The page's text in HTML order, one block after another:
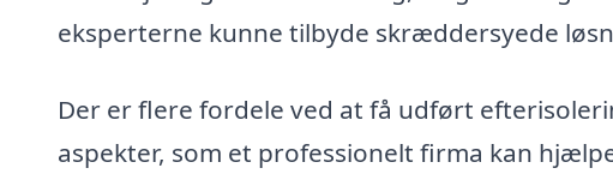
eksperterne kunne tilbyde skræddersyede
Der er flere fordele ved at få udført
aspekter, som et professionelt firma kan